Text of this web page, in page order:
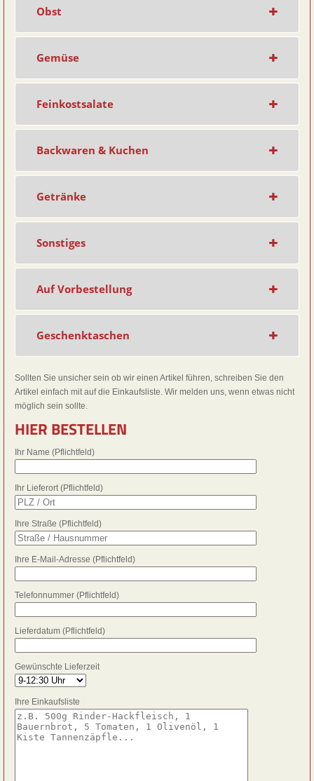
Obst
Gemüse
Feinkostsalate
Backwaren & Kuchen
Getränke
Sonstiges
Auf Vorbestellung
Geschenktaschen
Sollten Sie unsicher sein ob wir einen Artikel führen, schreiben Sie den
Artikel einfach mit auf die Einkaufsliste. Wir melden uns, wenn etwas nicht
möglich sein sollte.
HIER BESTELLEN
Ihr Name (Pflichtfeld)
Ihr Lieferort (Pflichtfeld)
Ihre Straße (Pflichtfeld)
Ihre E-Mail-Adresse (Pflichtfeld)
Telefonnummer (Pflichtfeld)
Lieferdatum (Pflichtfeld)
Gewünschte Lieferzeit
Ihre Einkaufsliste